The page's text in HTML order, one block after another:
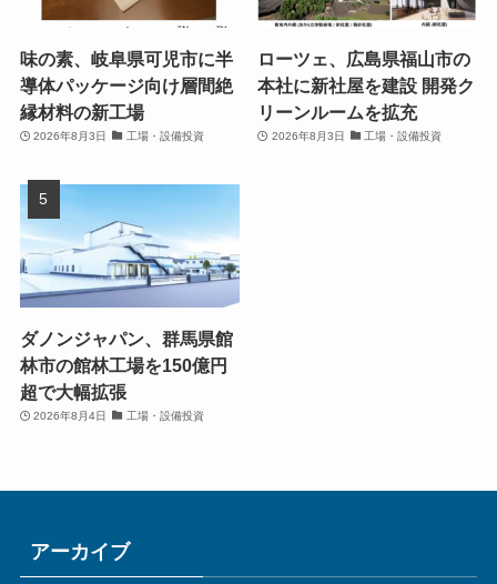
味の素、岐阜県可児市に半
導体パッケージ向け層間絶
縁材料の新工場
2026年8月3日 工場・設備投資
ローツェ、広島県福山市の
本社に新社屋を建設 開発ク
リーンルームを拡充
2026年8月3日 工場・設備投資
ダノンジャパン、群馬県館
林市の館林工場を150億円
超で大幅拡張
2026年8月4日 工場・設備投資
アーカイブ